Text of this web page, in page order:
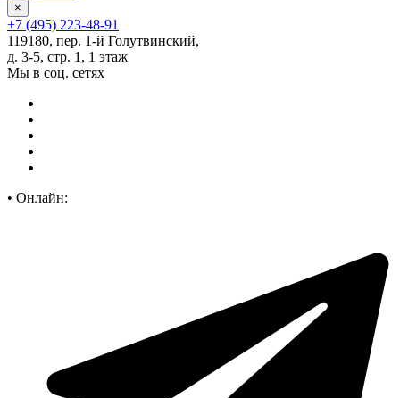
×
+7 (495) 223-48-91
119180, пер. 1-й Голутвинский,
д. 3-5, стр. 1, 1 этаж
Мы в соц. сетях
• Онлайн: